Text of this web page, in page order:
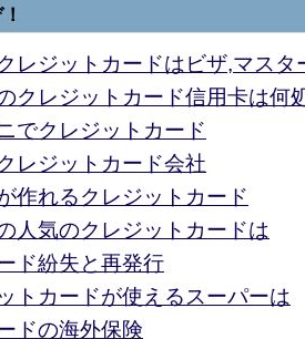
レジットカードはビザ,マスタ
クレジットカード信用卡は何
でクレジットカード
レジットカード会社
作れるクレジットカード
人気のクレジットカードは
ド紛失と再発行
トカードが使えるスーパーは
ドの海外保険